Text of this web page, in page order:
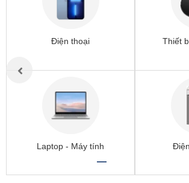
Điện thoại
Laptop - Máy tính
Thiết